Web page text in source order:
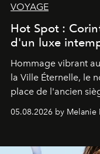
VOYAGE
Hot Spot :
d'un luxe
Hommage vibrant
la Ville Éternelle, le
place de l'ancien
05.08.2026 by Melanie